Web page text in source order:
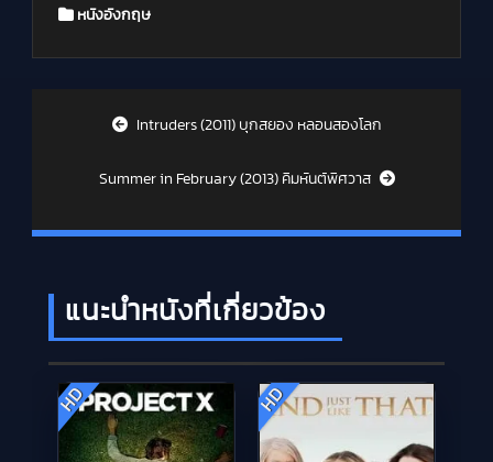
หนังอังกฤษ
Post navigationIntruders (2011) บุกสยอง หลอนสองโลก
Summer in February (2013) คิมหันต์พิศวาส
แนะนำหนังที่เกี่ยวข้อง
HD HD